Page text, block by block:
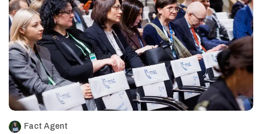
Fact Agent